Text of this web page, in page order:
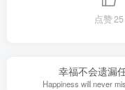
点赞25
幸福不会遗漏
Happiness will never